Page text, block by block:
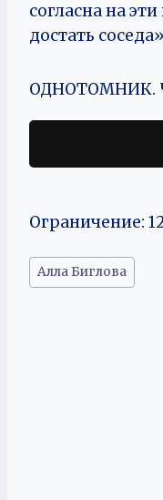
согласна на
достать
ОДНОТОМНИК.
Ограничение:
Метки
записи:
Алла Биглова